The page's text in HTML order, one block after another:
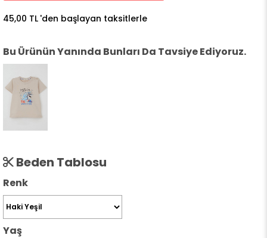
45,00 TL 'den başlayan taksitlerle
Bu Ürünün Yanında Bunları Da Tavsiye Ediyoruz.
Beden Tablosu
Renk
Yaş